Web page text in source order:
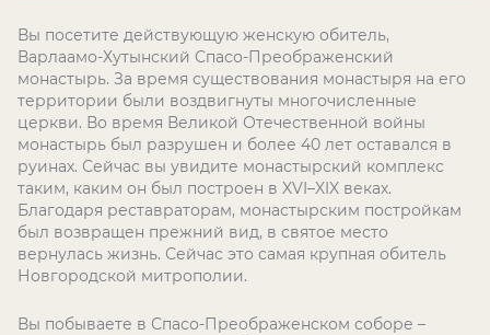
Вы посетите действующую женскую обитель,
Варлаамо-Хутынский Спасо-Преображенский
монастырь. За время существования монастыря на его
территории были воздвигнуты многочисленные
церкви. Во время Великой Отечественной войны
монастырь был разрушен и более 40 лет оставался в
руинах. Сейчас вы увидите монастырский комплекс
таким, каким он был построен в XVI–XIX веках.
Благодаря реставраторам, монастырским постройкам
был возвращен прежний вид, в святое место
вернулась жизнь. Сейчас это самая крупная обитель
Новгородской митрополии.
Вы побываете в Спасо-Преображенском соборе –